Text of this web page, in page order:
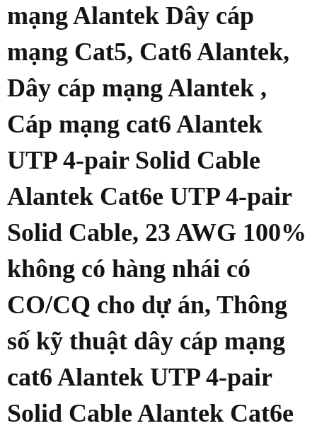
mạng Alantek Dây cáp
mạng Cat5, Cat6 Alantek,
Dây cáp mạng Alantek ,
Cáp mạng cat6 Alantek
UTP 4-pair Solid Cable
Alantek Cat6e UTP 4-pair
Solid Cable, 23 AWG 100%
không có hàng nhái có
CO/CQ cho dự án, Thông
số kỹ thuật dây cáp mạng
cat6 Alantek UTP 4-pair
Solid Cable Alantek Cat6e